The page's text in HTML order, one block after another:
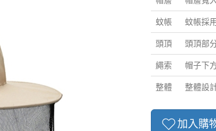
蚊帳 蚊帳採
頭頂 頭頂部
繩索 帽子下
整體 整體設
加入購